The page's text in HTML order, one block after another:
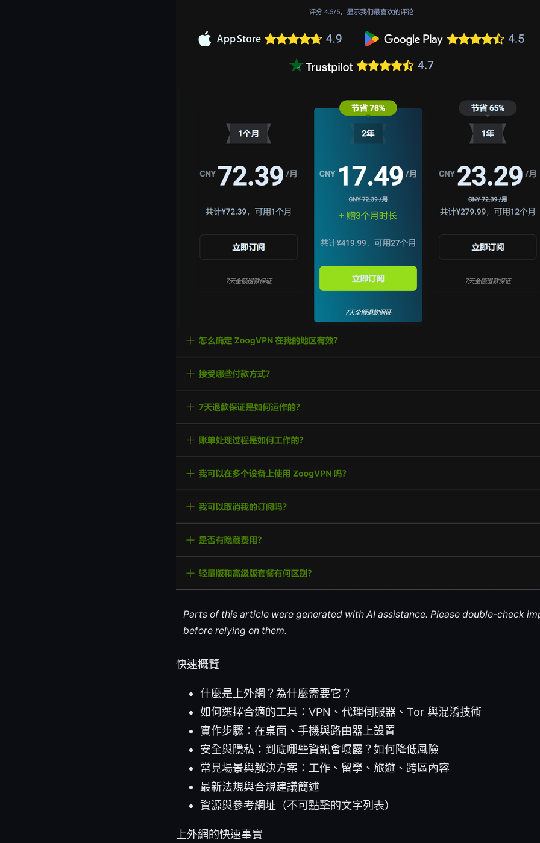
Parts of this article were generated with AI assistance. Please double-check
before relying on them.
快速概覽
什麼是上外網？為什麼需要它？
如何選擇合適的工具：VPN、代理伺服器、Tor 與混淆技術
實作步驟：在桌面、手機與路由器上設置
安全與隱私：到底哪些資訊會曝露？如何降低風險
常見場景與解決方案：工作、留學、旅遊、跨區內容
最新法規與合規建議簡述
資源與參考網址（不可點擊的文字列表）
上外網的快速事實